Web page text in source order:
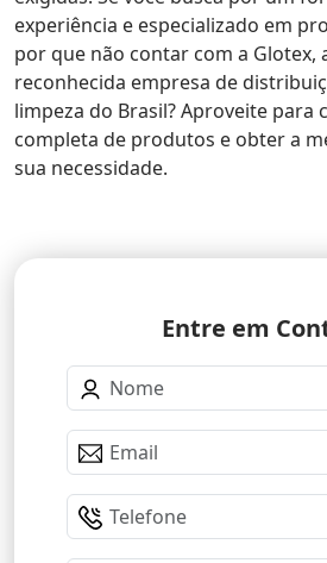
experiência e especializado em
por que não contar com a Glotex,
reconhecida empresa de
limpeza do Brasil? Aproveite para
completa de produtos e obter a
sua necessidade.
Entre em